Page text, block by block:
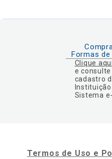
Formas
Clique aqui
e consulte
cadastro
Sistema
Termos de Uso e